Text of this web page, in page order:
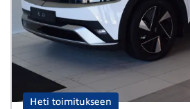
Heti toimitukseen